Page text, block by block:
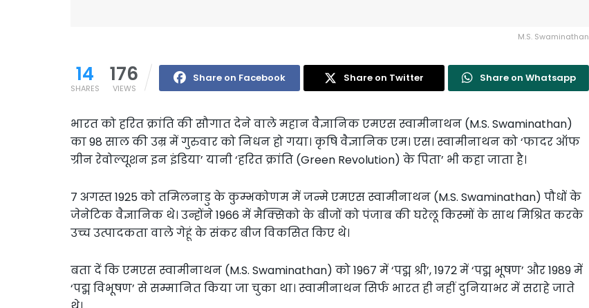
M.S. Swaminathan
14
SHARES
176
VIEWS
Share on Facebook Share on Twitter Share on Whatsapp
भारत को हरित क्रांति की सौगात देने वाले महान वैज्ञानिक एमएस स्वामीनाथन (M.S. Swaminathan)
का 98 साल की उम्र में गुरुवार को निधन हो गया। कृषि वैज्ञानिक एम। एस। स्वामीनाथन को ‘फादर ऑफ
ग्रीन रेवोल्यूशन इन इंडिया’ यानी ‘हरित क्रांति (Green Revolution) के पिता’ भी कहा जाता है।
7 अगस्त 1925 को तमिलनाडु के कुम्भकोणम में जन्मे एमएस स्वामीनाथन (M.S. Swaminathan) पौधों के
जेनेटिक वैज्ञानिक थे। उन्होंने 1966 में मैक्सिको के बीजों को पंजाब की घरेलू किस्मों के साथ मिश्रित करके
उच्च उत्पादकता वाले गेहूं के संकर बीज विकसित किए थे।
बता दें कि एमएस स्वामीनाथन (M.S. Swaminathan) को 1967 में ‘पद्म श्री’, 1972 में ‘पद्म भूषण’ और 1989 में
‘पद्म विभूषण’ से सम्मानित किया जा चुका था। स्वामीनाथन सिर्फ भारत ही नहीं दुनियाभर में सराहे जाते